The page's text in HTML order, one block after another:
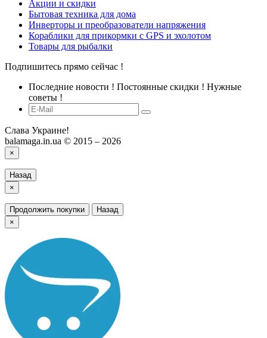
Акции и скидки
Бытовая техника для дома
Инверторы и преобразователи напряжения
Кораблики для прикормки с GPS и эхолотом
Товары для рыбалки
Подпишитесь прямо сейчас !
Последние новости ! Постоянные скидки ! Нужные
советы !
Слава Украине!
balamaga.in.ua © 2015 – 2026
×
Назад
×
Продолжить покупки
Назад
×